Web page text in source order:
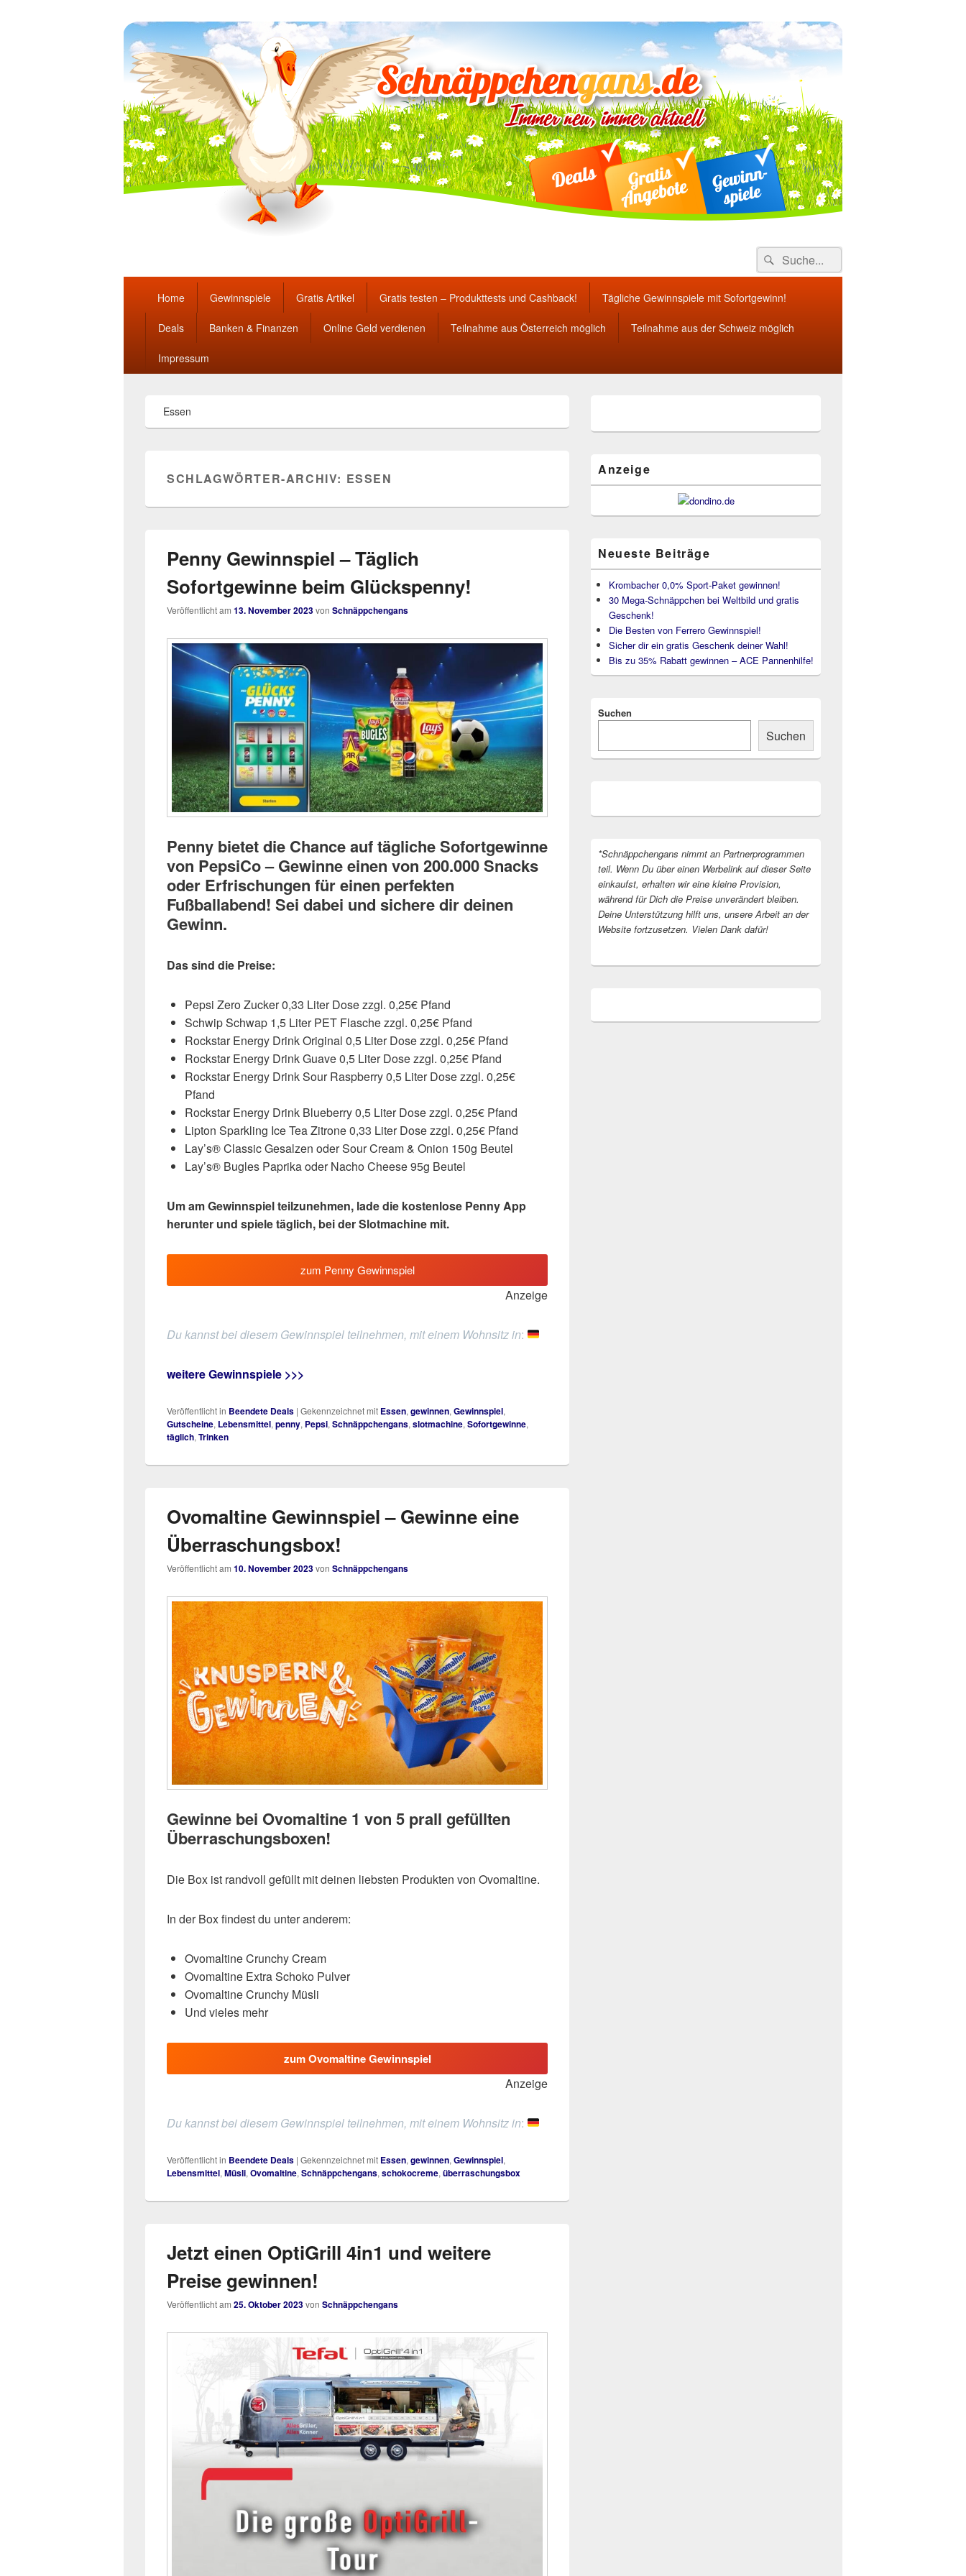
Täglich die besten Gewinnspiele und Angebote
Search
for:
Suche
Home Gewinnspiele Gratis Artikel Gratis testen – Produkttests und Cashback! Tägliche Gewinnspiele mit Sofortgewinn!
Deals Banken & Finanzen Online Geld verdienen Teilnahme aus Österreich möglich Teilnahme aus der Schweiz möglich
Impressum
Essen
SCHLAGWÖRTER-ARCHIV: ESSEN
Penny Gewinnspiel – Täglich
Sofortgewinne beim Glückspenny!
Veröffentlicht am 13. November 2023von Schnäppchengans
Penny bietet die Chance auf tägliche Sofortgewinne
von PepsiCo – Gewinne einen von 200.000 Snacks
oder Erfrischungen für einen perfekten
Fußballabend! Sei dabei und sichere dir deinen
Gewinn.
Das sind die Preise:
Pepsi Zero Zucker 0,33 Liter Dose zzgl. 0,25€ Pfand
Schwip Schwap 1,5 Liter PET Flasche zzgl. 0,25€ Pfand
Rockstar Energy Drink Original 0,5 Liter Dose zzgl. 0,25€ Pfand
Rockstar Energy Drink Guave 0,5 Liter Dose zzgl. 0,25€ Pfand
Rockstar Energy Drink Sour Raspberry 0,5 Liter Dose zzgl. 0,25€
Pfand
Rockstar Energy Drink Blueberry 0,5 Liter Dose zzgl. 0,25€ Pfand
Lipton Sparkling Ice Tea Zitrone 0,33 Liter Dose zzgl. 0,25€ Pfand
Lay’s® Classic Gesalzen oder Sour Cream & Onion 150g Beutel
Lay’s® Bugles Paprika oder Nacho Cheese 95g Beutel
Um am Gewinnspiel teilzunehmen, lade die kostenlose Penny App
herunter und spiele täglich, bei der Slotmachine mit.
zum Penny Gewinnspiel
Anzeige
Du kannst bei diesem Gewinnspiel teilnehmen, mit einem Wohnsitz in:
weitere Gewinnspiele >>>
Veröffentlicht in Beendete Deals | Gekennzeichnet mit Essen, gewinnen, Gewinnspiel,
Gutscheine, Lebensmittel, penny, Pepsi, Schnäppchengans, slotmachine, Sofortgewinne,
täglich, Trinken
Ovomaltine Gewinnspiel – Gewinne eine
Überraschungsbox!
Veröffentlicht am 10. November 2023von Schnäppchengans
Gewinne bei Ovomaltine 1 von 5 prall gefüllten
Überraschungsboxen!
Die Box ist randvoll gefüllt mit deinen liebsten Produkten von Ovomaltine.
In der Box findest du unter anderem:
Ovomaltine Crunchy Cream
Ovomaltine Extra Schoko Pulver
Ovomaltine Crunchy Müsli
Und vieles mehr
zum Ovomaltine Gewinnspiel
Anzeige
Du kannst bei diesem Gewinnspiel teilnehmen, mit einem Wohnsitz in:
Veröffentlicht in Beendete Deals | Gekennzeichnet mit Essen, gewinnen, Gewinnspiel,
Lebensmittel, Müsli, Ovomaltine, Schnäppchengans, schokocreme, überraschungsbox
Jetzt einen OptiGrill 4in1 und weitere
Preise gewinnen!
Veröffentlicht am 25. Oktober 2023von Schnäppchengans
Widget-
Anzeige
Neueste Beiträge
Krombacher 0,0% Sport-Paket gewinnen!
30 Mega-Schnäppchen bei Weltbild und gratis
Geschenk!
Die Besten von Ferrero Gewinnspiel!
Sicher dir ein gratis Geschenk deiner Wahl!
Bis zu 35% Rabatt gewinnen – ACE Pannenhilfe!
Suchen
Suchen
*Schnäppchengans nimmt an Partnerprogrammen
teil. Wenn Du über einen Werbelink auf dieser Seite
einkaufst, erhalten wir eine kleine Provision,
während für Dich die Preise unverändert bleiben.
Deine Unterstützung hilft uns, unsere Arbeit an der
Website fortzusetzen. Vielen Dank dafür!